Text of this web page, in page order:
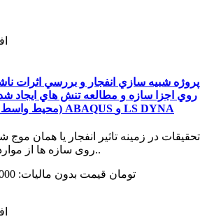
پروژه شبيه سازي انفجار و بررسي اثرات
روي اجزا سازه و مطالعه تنش هاي ايجاد شده
(محیط واسط هوا) به کمک نرم افزار ABAQUS و LS DYNA
تحقیقات در زمینه تاثیر انفجار یا همان موج
روی سازه ها از مواردی است که بطور گس..
1,938,020تومان قیمت بدون مالیات: 1,778,000تومان